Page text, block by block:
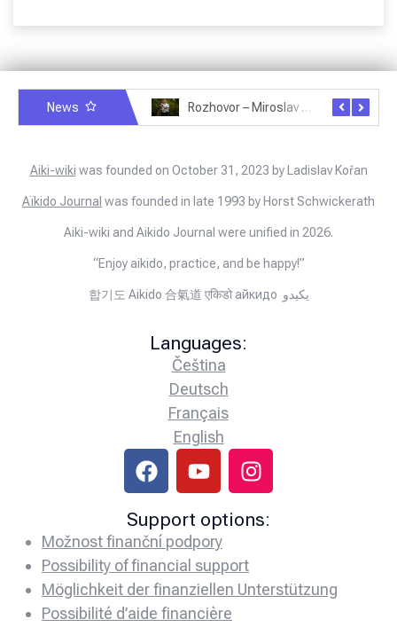
News Rozhovor – Miroslav Šmíd – 22.3.2025
Aiki-wiki was founded on October 31, 2023 by Ladislav Kořan
Aïkido Journal was founded in late 1993 by Horst Schwickerath
Aiki-wiki and Aikido Journal were unified in 2026.
“Enjoy aikido, practice, and be happy!”
합기도 Aikido 合氣道 एकिडो айкидо يكيدو
Languages:
Čeština
Deutsch
Français
English
Support options:
Možnost finanční podpory
Possibility of financial support
Möglichkeit der finanziellen Unterstützung
Possibilité d’aide financière